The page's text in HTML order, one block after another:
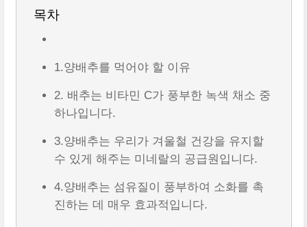
목차
1.양배추를 먹어야 할 이유
2. 배추는 비타민 C가 풍부한 녹색 채소 중
하나입니다.
3.양배추는 우리가 겨울철 건강을 유지할
수 있게 해주는 미네랄의 공급원입니다.
4.양배추는 섬유질이 풍부하여 소화를 촉
진하는 데 매우 효과적입니다.